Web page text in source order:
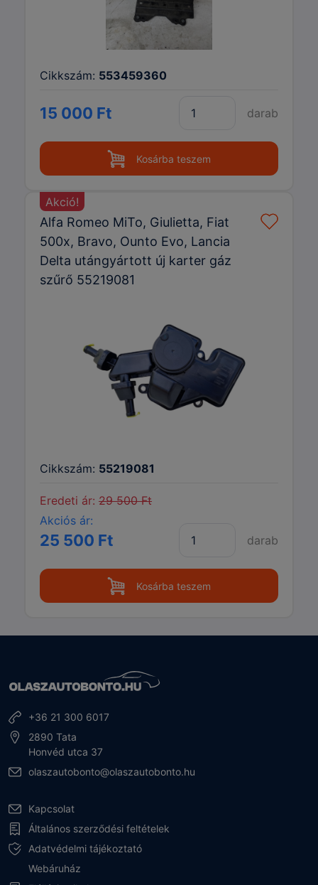
Cikkszám: 553459360
15 000 Ft darab
Kosárba teszem
Akció!
Alfa Romeo MiTo, Giulietta, Fiat
500x, Bravo, Ounto Evo, Lancia
Delta utángyártott új karter gáz
szűrő 55219081
Cikkszám: 55219081
Eredeti ár: 29 500 Ft
Akciós ár:
25 500 Ft darab
Kosárba teszem
+36 21 300 6017
2890 Tata
Honvéd utca 37
olaszautobonto@olaszautobonto.hu
Kapcsolat
Általános szerződési feltételek
Adatvédelmi tájékoztató
Webáruház